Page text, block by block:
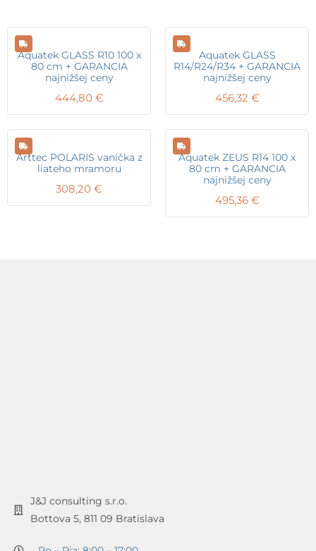
Aquatek GLASS R10 100 x
80 cm + GARANCIA
najnižšej ceny
444,80 €
Aquatek GLASS
R14/R24/R34 + GARANCIA
najnižšej ceny
456,32 €
Arttec POLARIS vanička z
liateho mramoru
308,20 €
Aquatek ZEUS R14 100 x
80 cm + GARANCIA
najnižšej ceny
495,36 €
J&J consulting s.r.o.
Bottova 5, 811 09 Bratislava